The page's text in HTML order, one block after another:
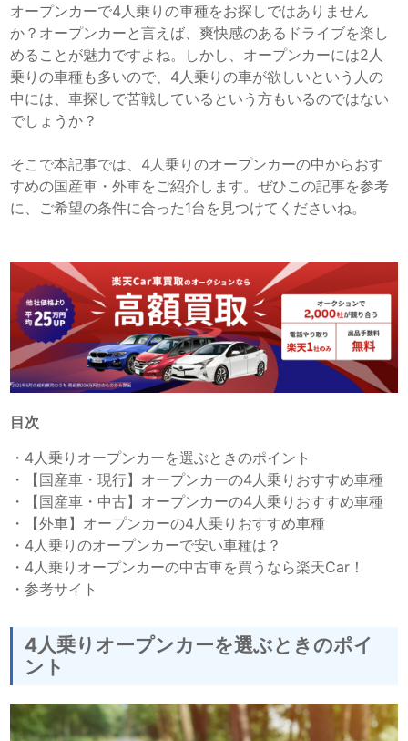
オープンカーで4人乗りの車種をお探しではありません
か？オープンカーと言えば、爽快感のあるドライブを楽し
めることが魅力ですよね。しかし、オープンカーには2人
乗りの車種も多いので、4人乗りの車が欲しいという人の
中には、車探しで苦戦しているという方もいるのではない
でしょうか？
そこで本記事では、4人乗りのオープンカーの中からおす
すめの国産車・外車をご紹介します。ぜひこの記事を参考
に、ご希望の条件に合った1台を見つけてくださいね。
目次
・ 4人乗りオープンカーを選ぶときのポイント
・
【国産車・現行】オープンカーの4人乗りおすすめ車種
・
【国産車・中古】オープンカーの4人乗りおすすめ車種
・
【外車】オープンカーの4人乗りおすすめ車種
・ 4人乗りのオープンカーで安い車種は？
・ 4人乗りオープンカーの中古車を買うなら楽天Car！
・参考サイト
4人乗りオープンカーを選ぶときのポイ
ント